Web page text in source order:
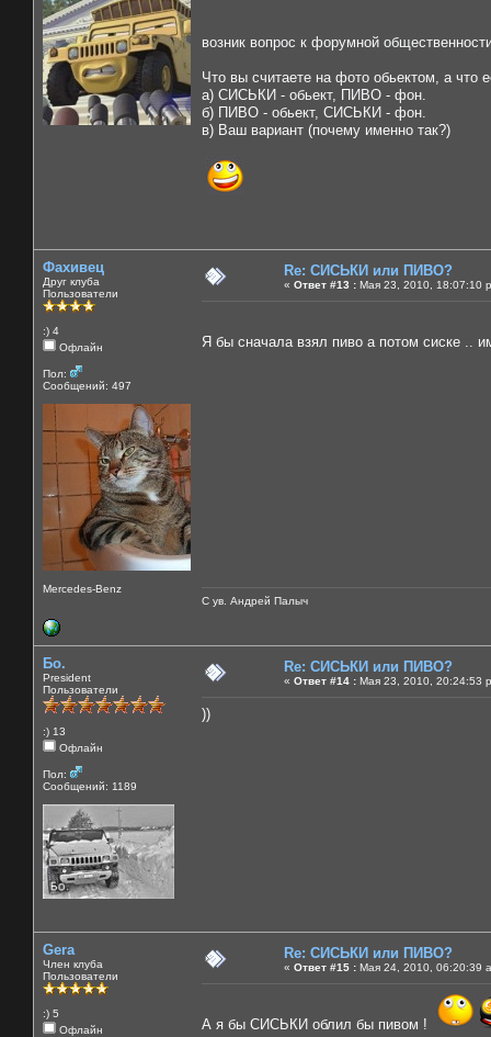
возник вопрос к форумной
Что вы считаете на фото обьектом, а что
а) СИСЬКИ - обьект, ПИВО - фон.
б) ПИВО - обьект, СИСЬКИ - фон.
в) Ваш вариант (почему именно так?)
Фахивец
Друг клуба
Пользователи
:) 4
Офлайн
Пол:
Сообщений: 497
Mercedes-Benz
Re: СИСЬКИ или ПИВО?
« Ответ #13 : Мая 23, 2010, 18:07:10
Я бы сначала взял пиво а потом сиске ..
С ув. Андрей Палыч
Бо.
President
Пользователи
:) 13
Офлайн
Пол:
Сообщений: 1189
Re: СИСЬКИ или ПИВО?
« Ответ #14 : Мая 23, 2010, 20:24:53
))
Gera
Член клуба
Пользователи
:) 5
Офлайн
Re: СИСЬКИ или ПИВО?
« Ответ #15 : Мая 24, 2010, 06:20:39
А я бы СИСЬКИ облил бы пивом !